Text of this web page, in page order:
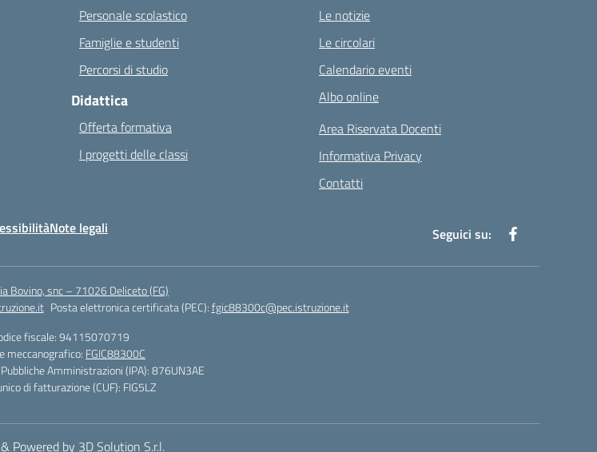
Personale scolastico
Famiglie e studenti
Percorsi di studio
Didattica
Offerta formativa
I progetti delle classi
Le notizie
Le circolari
Calendario eventi
Albo online
Area Riservata Docenti
Informativa Privacy
Contatti
Note legali Seguici su:
Bovino, snc – 71026 Deliceto (FG)
Posta elettronica certificata (PEC):fgic88300c@pec.istruzione.it
fiscale: 94115070719
meccanografico: FGIC88300C
Amministrazioni (IPA): 876UN3AE
di fatturazione (CUF): FIG5LZ
Powered by 3D Solution S.r.l.